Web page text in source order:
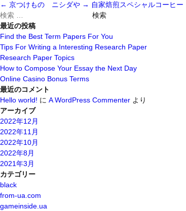
← 京つけもの ニシダや → 自家焙煎スペシャルコーヒー
検
索
対
象:
最近の投稿
Find the Best Term Papers For You
Tips For Writing a Interesting Research Paper
Research Paper Topics
How to Compose Your Essay the Next Day
Online Casino Bonus Terms
最近のコメント
Hello world! に A WordPress Commenter より
アーカイブ
2022年12月
2022年11月
2022年10月
2022年8月
2021年3月
カテゴリー
black
from-ua.com
gameinside.ua